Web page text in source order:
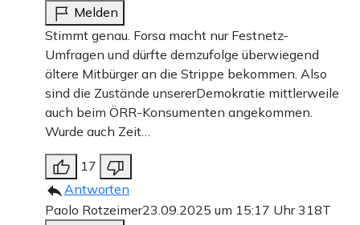
Melden
Stimmt genau. Forsa macht nur Festnetz-
Umfragen und dürfte demzufolge überwiegend
ältere Mitbürger an die Strippe bekommen. Also
sind die Zustände unsererDemokratie mittlerweile
auch beim ÖRR-Konsumenten angekommen.
Wurde auch Zeit…
17
Antworten
Paolo Rotzeimer23.09.2025 um 15:17 Uhr318T